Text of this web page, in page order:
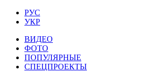
РУС
УКР
ВИДЕО
ФОТО
ПОПУЛЯРНЫЕ
СПЕЦПРОЕКТЫ